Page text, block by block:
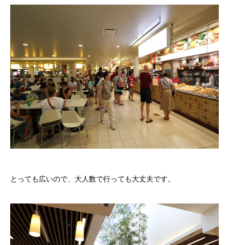
とっても広いので、大人数で行っても大丈夫です。